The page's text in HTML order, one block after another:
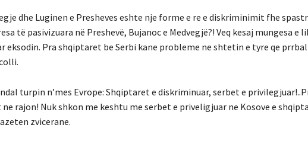
dhe Luginen e Presheves eshte nje forme e re e diskriminimit fhe
të pasivizuara në Preshevë, Bujanoc e Medvegjë?! Veq kesaj mungesa e
eksodin. Pra shqiptaret be Serbi kane probleme ne shtetin e tyre qe
turpin n’mes Evrope: Shqiptaret e diskriminuar, serbet e
rajon! Nuk shkon me keshtu me serbet e priveligjuar ne Kosove e
zvicerane.